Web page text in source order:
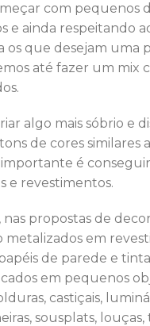
com pequenos
e ainda respeitando
os que desejam uma
até fazer um mix
algo mais sóbrio e
de cores similares
importante é
e revestimentos.
propostas de
metalizados em
de parede e
em pequenos
castiçais,
sousplats,